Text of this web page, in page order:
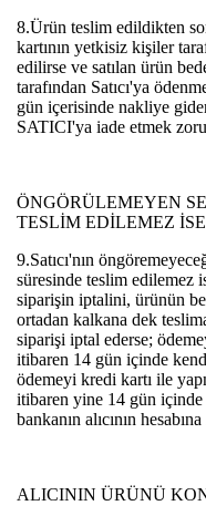
8.Ürün teslim edildikten
kartının yetkisiz kişiler
edilirse ve satılan ürün
tarafından Satıcı'ya
gün içerisinde nakliye
SATICI'ya iade etmek
ÖNGÖRÜLEMEYEN
TESLİM EDİLEMEZ
9.Satıcı'nın
süresinde teslim edilemez
siparişin iptalini, ürünün
ortadan kalkana dek
siparişi iptal ederse;
itibaren 14 gün içinde
ödemeyi kredi kartı ile
itibaren yine 14 gün
bankanın alıcının
ALICININ ÜRÜNÜ